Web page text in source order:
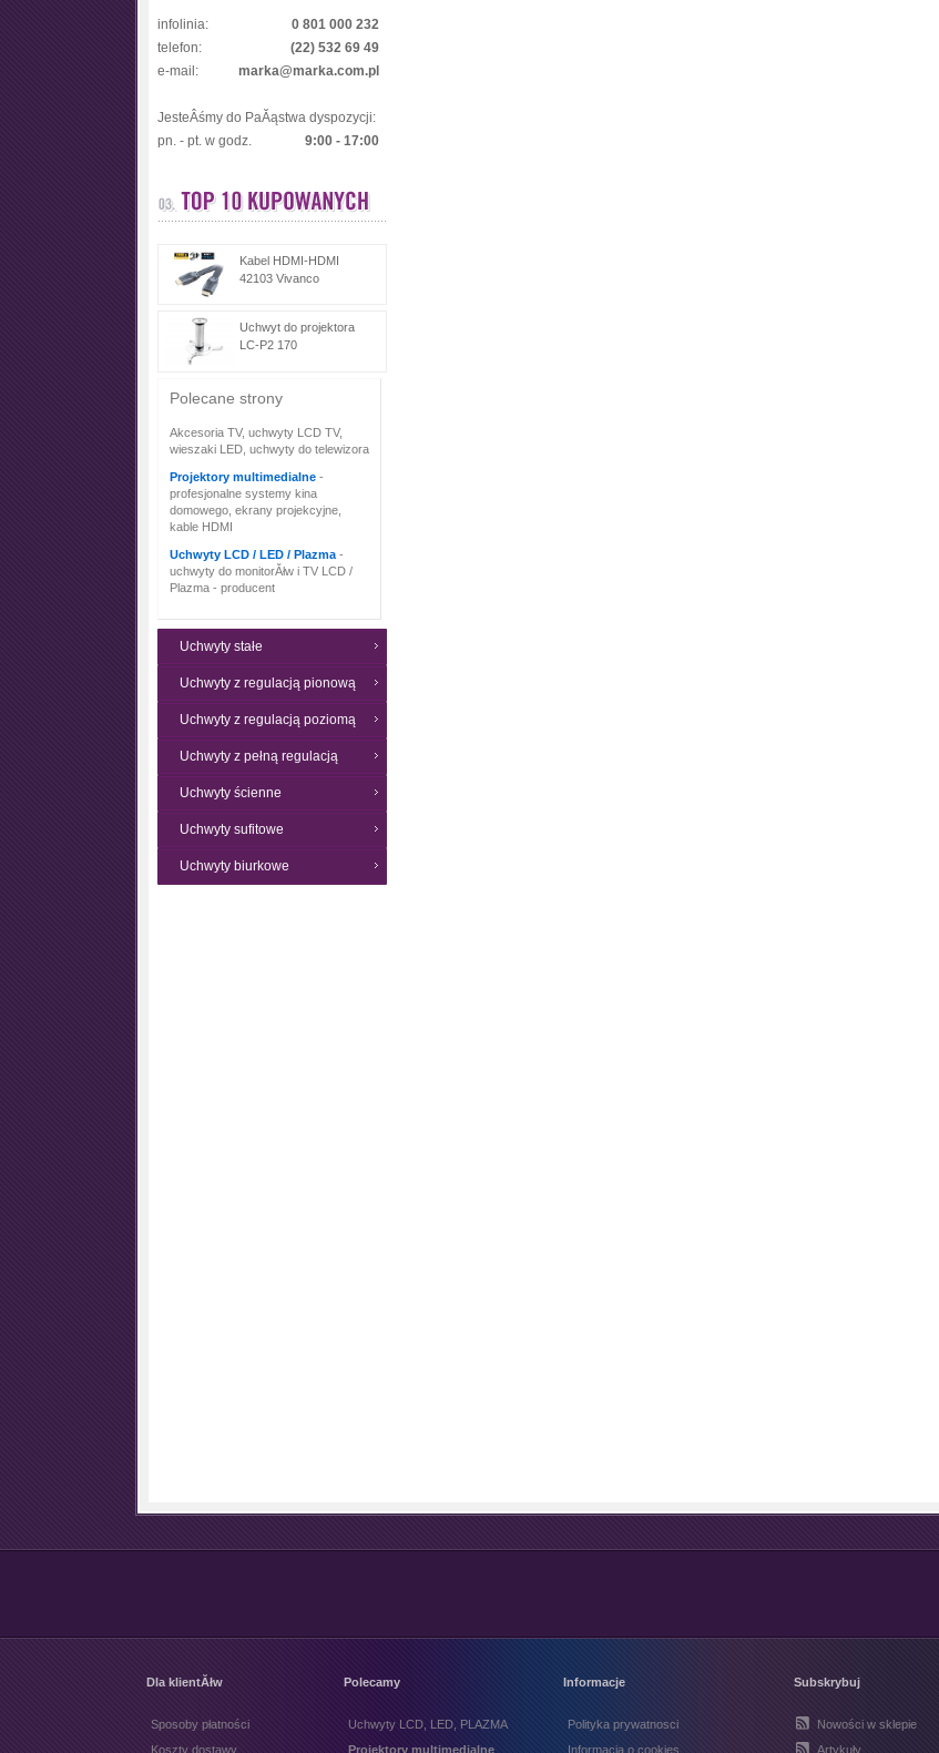
infolinia:
0 801 000 232
telefon:
(22) 532 69 49
e-mail:
marka@marka.com.pl
JesteÂśmy do PaĂąstwa dyspozycji:
pn. - pt. w godz.
9:00 - 17:00
Kabel HDMI-HDMI
42103 Vivanco
Uchwyt do projektora
LC-P2 170
Polecane strony
Akcesoria TV, uchwyty LCD TV,
wieszaki LED, uchwyty do telewizora
Projektory multimedialne -
profesjonalne systemy kina
domowego, ekrany projekcyjne,
kable HDMI
Uchwyty LCD / LED / Plazma -
uchwyty do monitorĂłw i TV LCD /
Plazma - producent
Uchwyty stałe
Uchwyty z regulacją pionową
Uchwyty z regulacją poziomą
Uchwyty z pełną regulacją
Uchwyty ścienne
Uchwyty sufitowe
Uchwyty biurkowe
Dla klientĂłw
Sposoby płatności
Koszty dostawy
Polecamy
Uchwyty LCD, LED, PLAZMA
Projektory multimedialne
Informacje
Polityka prywatnosci
Informacja o cookies
Subskrybuj
Nowości w sklepie
Artykuły